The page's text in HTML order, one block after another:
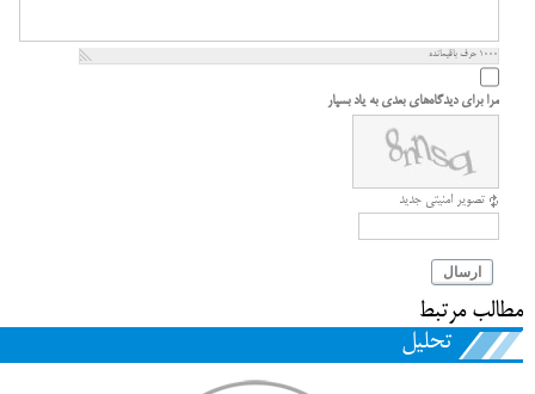
1000 حرف باقیمانده
مرا برای دیدگاه‌های بعدی به یاد بسپار
تصویر امنیتی جدید
ارسال
مطالب مرتبط
تحلیل